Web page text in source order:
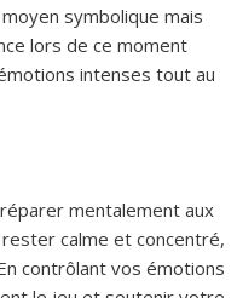
symbolique mais
lors de ce moment
intenses tout au
mentalement aux
calme et concentré,
contrôlant vos émotions